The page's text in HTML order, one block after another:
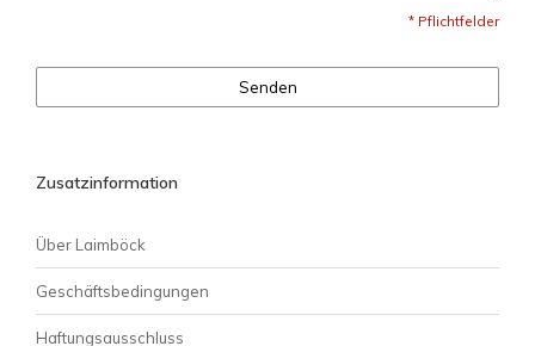
* Pflichtfelder
Senden
Zusatzinformation
Über Laimböck
Geschäftsbedingungen
Haftungsausschluss